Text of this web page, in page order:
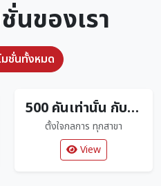
นของเรา
มชั่นทั้งหมด
500 คันเท่านั้น กับ CLICK160R Limited Edition ตัวใหม่ล่าสุด
ตั้งใจกลการ ทุกสาขา
View